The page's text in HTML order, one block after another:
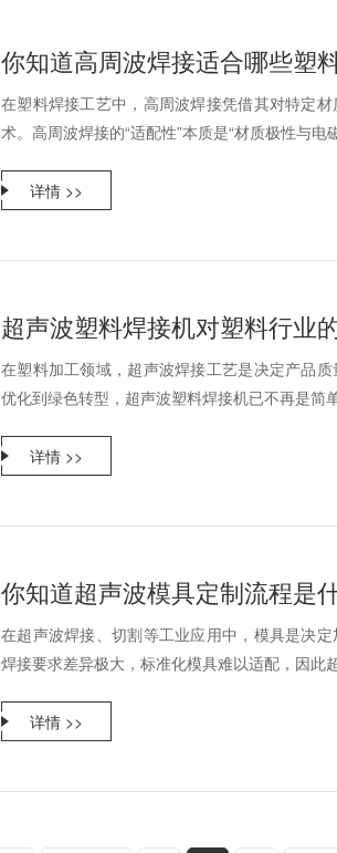
你知道高周波焊接适合哪些塑
在塑料焊接工艺中，高周波焊接凭借其对特定
术。高周波焊接的“适配性”本质是“材质极性与电
详情 >>
超声波塑料焊接机对塑料行业
在塑料加工领域，超声波焊接工艺是决定产品
优化到绿色转型，超声波塑料焊接机已不再是简
详情 >>
你知道超声波模具定制流程是
在超声波焊接、切割等工业应用中，模具是决
焊接要求差异极大，标准化模具难以适配，因此
详情 >>